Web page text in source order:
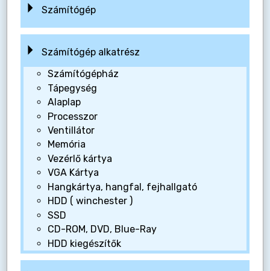
Számítógép
Számítógép alkatrész
Számítógépház
Tápegység
Alaplap
Processzor
Ventillátor
Memória
Vezérlő kártya
VGA Kártya
Hangkártya, hangfal, fejhallgató
HDD ( winchester )
SSD
CD-ROM, DVD, Blue-Ray
HDD kiegészítők